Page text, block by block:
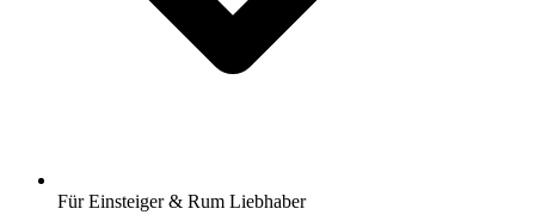
Für Einsteiger & Rum Liebhaber